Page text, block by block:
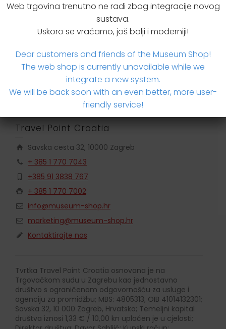
Dodatne informacije
Travel Point Croatia
Savska cesta 32, 10000 Zagreb
+ 385 1 770 7043
+385 91 3838 767
+ 385 1 770 7002
info@museum-shop.hr
marketing@museum-shop.hr
Kontaktirajte nas
Tvrtka Travel Point Croatia osnovana je na
Trgovačkom sudu u Zagrebu kao jednostavno
društvo s ograničenom odgovornošću za usluge i
agenciju za promidžbu; MBS: 4805313; OIB 41014132301;
Savska 32, 10 000 Zagreb, Hrvatska; Temeljni kapital
društva iznosi 1,33 € / 10,00 kn uplaćen je u cjelosti;
Web trgovina trenutno ne radi zbog integracije novog
sustava.
Uskoro se vraćamo, još bolji i moderniji!
Dear customers and friends of the Museum Shop!
The web shop is currently unavailable while we
integrate a new system.
We will be back soon with an even better, more user-
friendly service!